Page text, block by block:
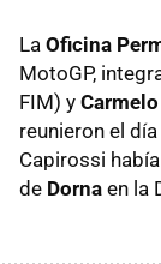
La Oficina
MotoGP,
FIM) y
reunieron el
Capirossi
de Dorna en la